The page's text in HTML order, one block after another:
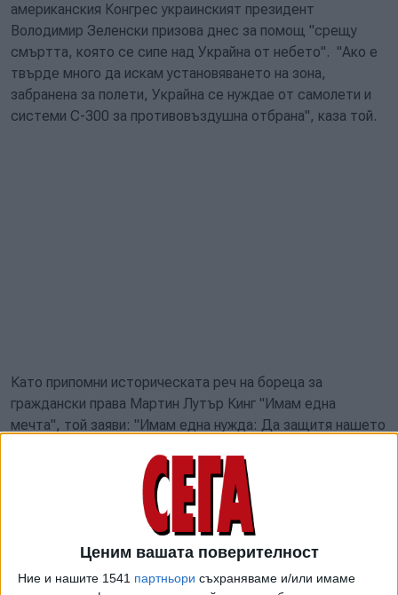
Ценим вашата поверителност
Ние и нашите 1541 партньори съхраняваме и/или имаме
американския Конгрес украинският президент
Володимир Зеленски призова днес за помощ "срещу
смъртта, която се сипе над Украйна от небето". "Ако е
твърде много да искам установяването на зона,
забранена за полети, Украйна се нуждае от самолети и
системи С-300 за противовъздушна отбрана", каза той.
Като припомни историческата реч на бореца за
граждански права Мартин Лутър Кинг "Имам една
мечта", той заяви: "Имам една нужда: Да защитя нашето
полети зона над Украйна, за да се спасят хората, за да
не може Русия да тероризира нашите свободни градове?
Прекалено много ли искам?", попита Зеленски,
Появата му на екрана в залата бе посрещната с бурни
аплодисменти от станалите на крака депутати от двете
камари. Той отправи пламенен призив към президента